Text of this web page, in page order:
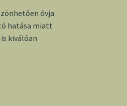
óvja
hatása miatt
kiválóan